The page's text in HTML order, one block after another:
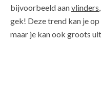
bijvoorbeeld aanvlinders
gek! Deze trend kan je
maar je kan ook groots